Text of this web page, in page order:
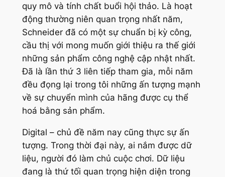
quy mô và tính chất buổi hội thảo. Là hoạt
động thường niên quan trọng nhất năm,
Schneider đã có một sự chuẩn bị kỳ công,
cầu thị với mong muốn giới thiệu ra thế giới
những sản phẩm công nghệ cập nhật nhất.
Đã là lần thứ 3 liên tiếp tham gia, mỗi năm
đều đọng lại trong tôi những ấn tượng mạnh
về sự chuyển mình của hãng được cụ thể
hoá bằng sản phẩm.
Digital – chủ đề năm nay cũng thực sự ấn
tượng. Trong thời đại này, ai nắm được dữ
liệu, người đó làm chủ cuộc chơi. Dữ liệu
đang là thứ tối quan trọng hiện diện trong